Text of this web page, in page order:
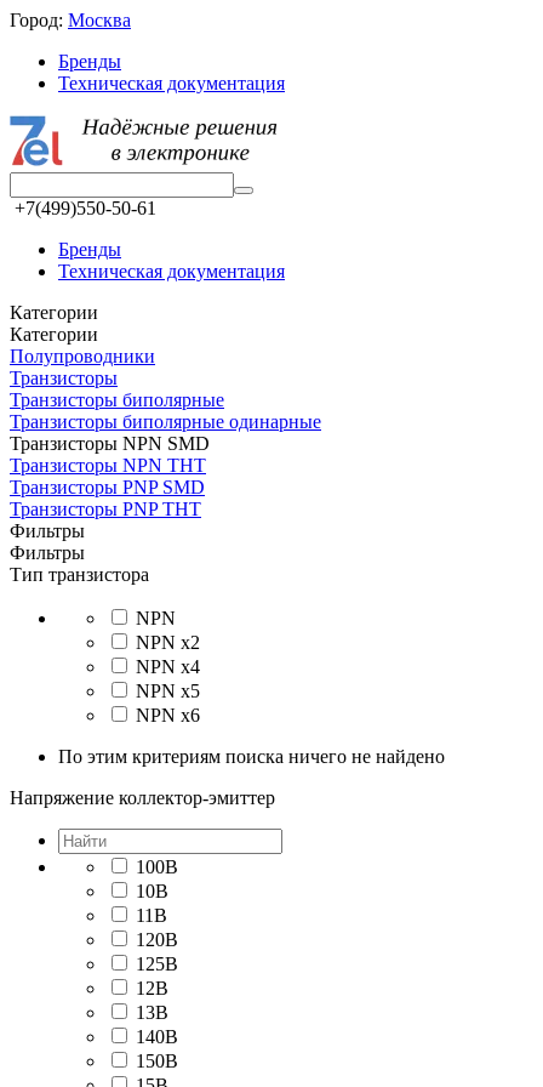
Город: Москва
Бренды
Техническая документация
+7(499)550-50-61
Бренды
Техническая документация
Категории
Категории
Полупроводники
Транзисторы
Транзисторы биполярные
Транзисторы биполярные одинарные
Транзисторы NPN SMD
Транзисторы NPN THT
Транзисторы PNP SMD
Транзисторы PNP THT
Фильтры
Фильтры
Тип транзистора
NPN
NPN x2
NPN x4
NPN x5
NPN x6
По этим критериям поиска ничего не найдено
Напряжение коллектор-эмиттер
100В
10В
11В
120В
125В
12В
13В
140В
150В